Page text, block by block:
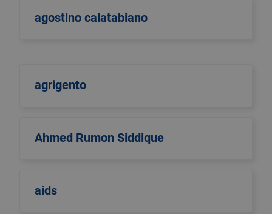
agostino calatabiano
agrigento
Ahmed Rumon Siddique
aids